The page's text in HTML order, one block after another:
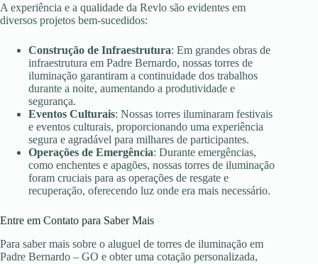
A experiência e a qualidade da Revlo são evidentes em
diversos projetos bem-sucedidos:
Construção de Infraestrutura: Em grandes obras de
infraestrutura em Padre Bernardo, nossas torres de
iluminação garantiram a continuidade dos trabalhos
durante a noite, aumentando a produtividade e
segurança.
Eventos Culturais: Nossas torres iluminaram festivais
e eventos culturais, proporcionando uma experiência
segura e agradável para milhares de participantes.
Operações de Emergência: Durante emergências,
como enchentes e apagões, nossas torres de iluminação
foram cruciais para as operações de resgate e
recuperação, oferecendo luz onde era mais necessário.
Entre em Contato para Saber Mais
Para saber mais sobre o aluguel de torres de iluminação em
Padre Bernardo – GO e obter uma cotação personalizada,